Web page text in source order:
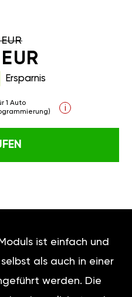
Ersparnis
1 Auto
i
ist einfach und
als auch in einer
werden. Die